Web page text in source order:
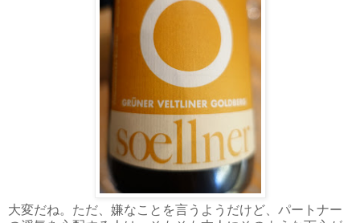
大変だね。ただ、嫌なことを言うようだけど、パートナー